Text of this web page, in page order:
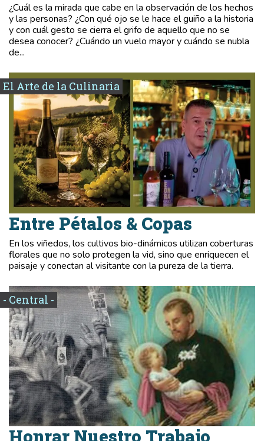
¿Cuál es la mirada que cabe en la observación de los hechos
y las personas? ¿Con qué ojo se le hace el guiño a la historia
y con cuál gesto se cierra el grifo de aquello que no se
desea conocer? ¿Cuándo un vuelo mayor y cuándo se nubla
de...
El Arte de la Culinaria
Entre Pétalos & Copas
En los viñedos, los cultivos bio-dinámicos utilizan coberturas
florales que no solo protegen la vid, sino que enriquecen el
paisaje y conectan al visitante con la pureza de la tierra.
- Central -
Honrar Nuestro Trabajo